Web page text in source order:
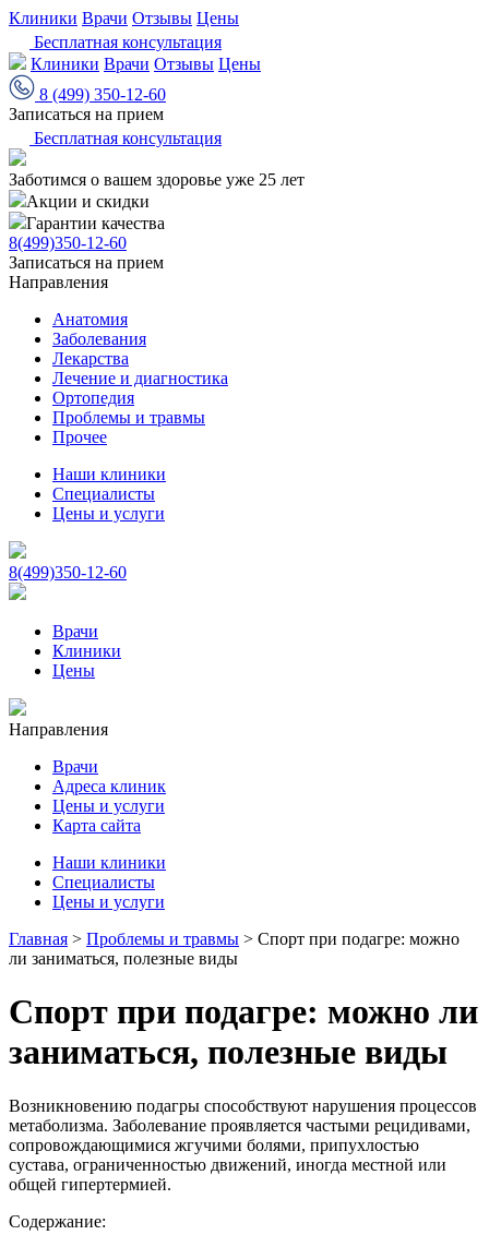
Клиники Врачи Отзывы Цены
Бесплатная консультация
Клиники Врачи Отзывы Цены
8 (499) 350-12-60
Записаться на прием
Бесплатная консультация
Заботимся о вашем здоровье уже 25 лет
Акции и скидки
Гарантии качества
8(499)350-12-60
Записаться на прием
Направления
Анатомия
Заболевания
Лекарства
Лечение и диагностика
Ортопедия
Проблемы и травмы
Прочее
Наши клиники
Специалисты
Цены и услуги
8(499)350-12-60
Врачи
Клиники
Цены
Направления
Врачи
Адреса клиник
Цены и услуги
Карта сайта
Наши клиники
Специалисты
Цены и услуги
Главная > Проблемы и травмы > Спорт при подагре: можно
ли заниматься, полезные виды
Спорт при подагре: можно ли
заниматься, полезные виды
Возникновению подагры способствуют нарушения процессов
метаболизма. Заболевание проявляется частыми рецидивами,
сопровождающимися жгучими болями, припухлостью
сустава, ограниченностью движений, иногда местной или
общей гипертермией.
Содержание: